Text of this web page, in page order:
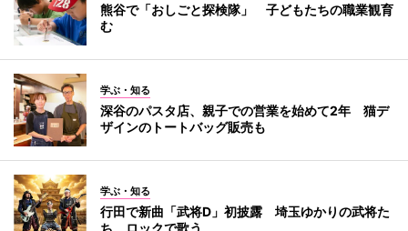
熊谷で「おしごと探検隊」 子どもたちの職業観育
む
学ぶ・知る
深谷のパスタ店、親子での営業を始めて2年 猫デ
ザインのトートバッグ販売も
学ぶ・知る
行田で新曲「武将D」初披露 埼玉ゆかりの武将た
ち、ロックで歌う